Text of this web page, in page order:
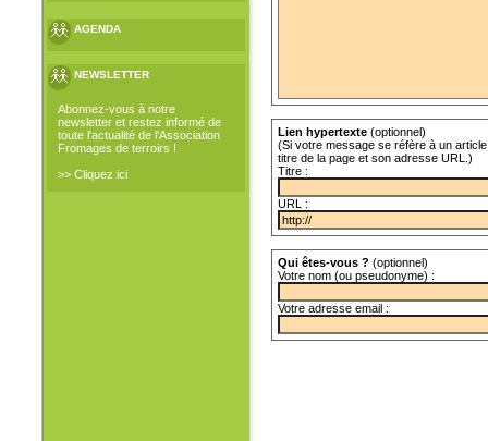
AGENDA
NEWSLETTER
Abonnez-vous à notre
newsletter et restez informé de
toute l'actualité de l'Association
Fromages de terroirs !
>> Cliquez ici
Lien hypertexte (optionnel)
(Si votre message se réfère à un
titre de la page et son adresse URL.)
Titre :
URL :
Qui êtes-vous ? (optionnel)
Votre nom (ou pseudonyme) :
Votre adresse email :